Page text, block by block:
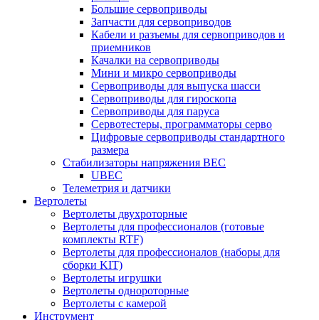
Большие сервоприводы
Запчасти для сервоприводов
Кабели и разъемы для сервоприводов и
приемников
Качалки на сервоприводы
Мини и микро сервоприводы
Сервоприводы для выпуска шасси
Сервоприводы для гироскопа
Сервоприводы для паруса
Сервотестеры, программаторы серво
Цифровые сервоприводы стандартного
размера
Стабилизаторы напряжения BEC
UBEC
Телеметрия и датчики
Вертолеты
Вертолеты двухроторные
Вертолеты для профессионалов (готовые
комплекты RTF)
Вертолеты для профессионалов (наборы для
сборки KIT)
Вертолеты игрушки
Вертолеты однороторные
Вертолеты с камерой
Инструмент